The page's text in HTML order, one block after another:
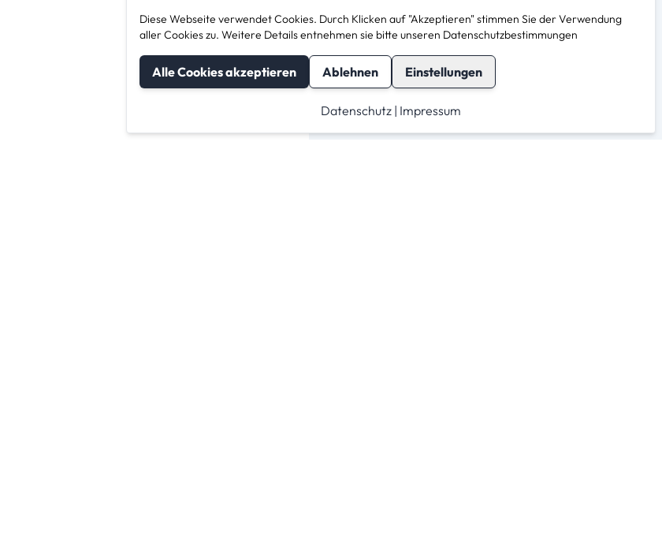
Diese Webseite verwendet Cookies. Durch Klicken auf "Akzeptieren" stimmen Sie der Verwendung
aller Cookies zu. Weitere Details entnehmen sie bitte unseren Datenschutzbestimmungen
Alle Cookies akzeptieren Ablehnen Einstellungen
Datenschutz | Impressum